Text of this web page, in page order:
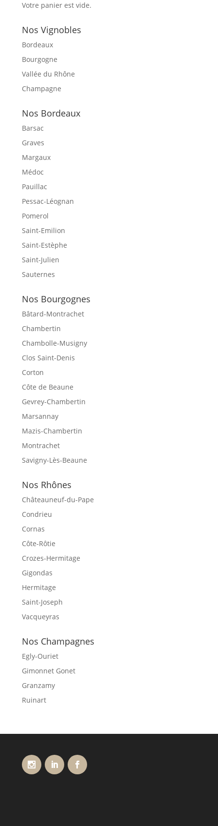
Votre panier est vide.
Nos Vignobles
Bordeaux
Bourgogne
Vallée du Rhône
Champagne
Nos Bordeaux
Barsac
Graves
Margaux
Médoc
Pauillac
Pessac-Léognan
Pomerol
Saint-Emilion
Saint-Estèphe
Saint-Julien
Sauternes
Nos Bourgognes
Bâtard-Montrachet
Chambertin
Chambolle-Musigny
Clos Saint-Denis
Corton
Côte de Beaune
Gevrey-Chambertin
Marsannay
Mazis-Chambertin
Montrachet
Savigny-Lès-Beaune
Nos Rhônes
Châteauneuf-du-Pape
Condrieu
Cornas
Côte-Rôtie
Crozes-Hermitage
Gigondas
Hermitage
Saint-Joseph
Vacqueyras
Nos Champagnes
Egly-Ouriet
Gimonnet Gonet
Granzamy
Ruinart